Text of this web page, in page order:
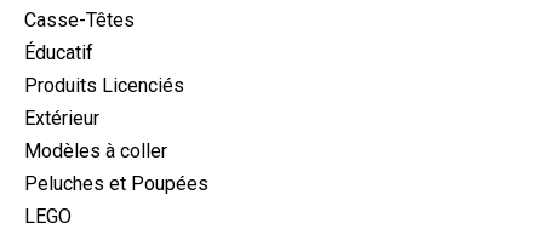
Casse-Têtes
Éducatif
Produits Licenciés
Extérieur
Modèles à coller
Peluches et Poupées
LEGO